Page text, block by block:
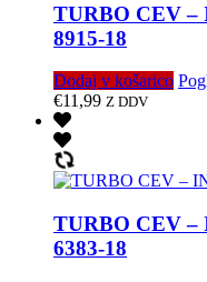
TURBO CEV –
8915-18
Dodaj v košarico
€11,99 Z DDV
TURBO CEV –
6383-18